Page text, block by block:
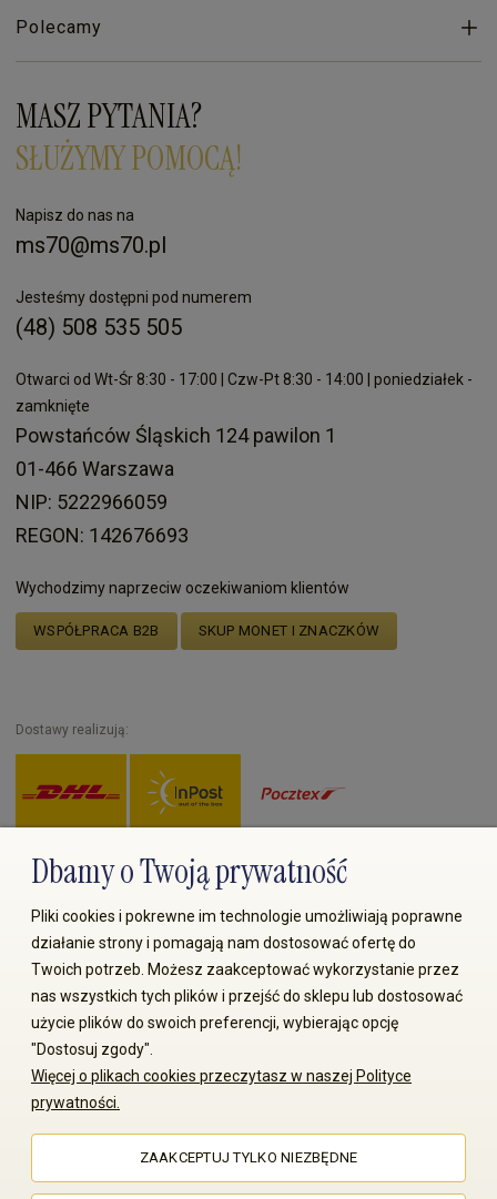
Polecamy
MASZ PYTANIA?
SŁUŻYMY POMOCĄ!
Napisz do nas na
ms70@ms70.pl
Jesteśmy dostępni pod numerem
(48) 508 535 505
Otwarci od Wt-Śr 8:30 - 17:00 | Czw-Pt 8:30 - 14:00 | poniedziałek -
zamknięte
Powstańców Śląskich 124 pawilon 1
01-466 Warszawa
NIP: 5222966059
REGON: 142676693
Wychodzimy naprzeciw oczekiwaniom klientów
WSPÓŁPRACA B2B SKUP MONET I ZNACZKÓW
Dostawy realizują:
Zapłać przez:
© 2008-2026 MS70.pl / Ms70 Sp. z o.o. Wszelkie prawa
zastrzeżone. Kopiowanie treści i zdjęć bez zgody właściciela
Dbamy o Twoją prywatność
Pliki cookies i pokrewne im technologie umożliwiają poprawne
działanie strony i pomagają nam dostosować ofertę do
Twoich potrzeb. Możesz zaakceptować wykorzystanie przez
nas wszystkich tych plików i przejść do sklepu lub dostosować
użycie plików do swoich preferencji, wybierając opcję
"Dostosuj zgody".
Więcej o plikach cookies przeczytasz w naszej Polityce
prywatności.
ZAAKCEPTUJ TYLKO NIEZBĘDNE